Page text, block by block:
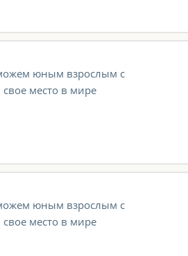
юным взрослым с
место в мире
юным взрослым с
место в мире